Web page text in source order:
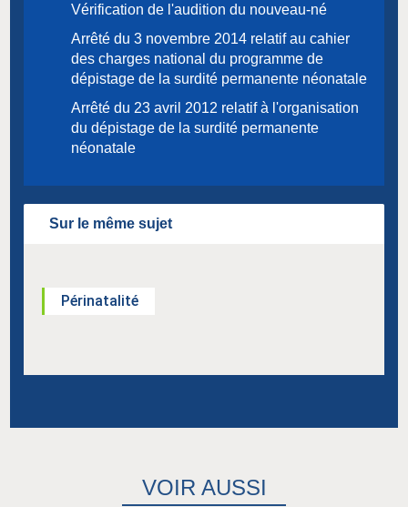
Vérification de l'audition du nouveau-né
Arrêté du 3 novembre 2014 relatif au cahier
des charges national du programme de
dépistage de la surdité permanente néonatale
Arrêté du 23 avril 2012 relatif à l'organisation
du dépistage de la surdité permanente
néonatale
Sur le même sujet
Périnatalité
VOIR AUSSI